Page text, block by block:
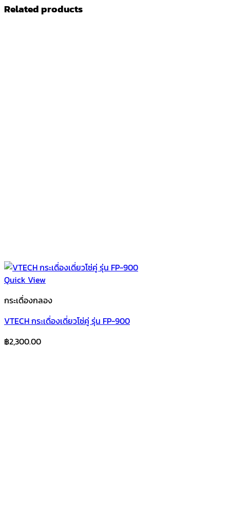
Related products
Quick View
กระเดื่องกลอง
VTECH กระเดื่องเดี่ยวโซ่คู่ รุ่น FP-900
฿2,300.00